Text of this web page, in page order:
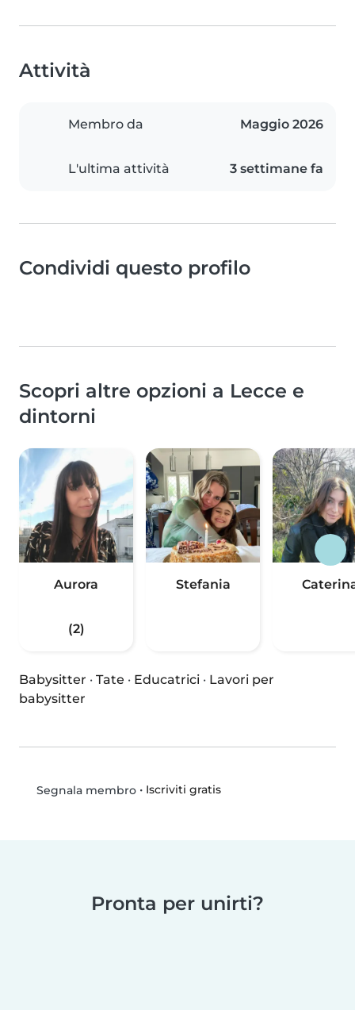
Attività
Membro da Maggio 2026
L'ultima attività 3 settimane fa
Condividi questo profilo
Scopri altre opzioni a Lecce e
dintorni
Aurora
(2)
Stefania
Babysitter · Tate · Educatrici · Lavori per
babysitter
Segnala membro• Iscriviti gratis
Pronta per unirti?